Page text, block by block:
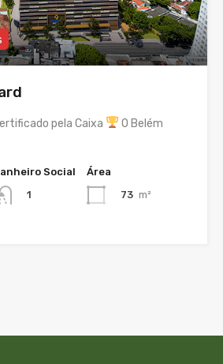
pela Caixa
O Belém
Social
1
Área
73 m²